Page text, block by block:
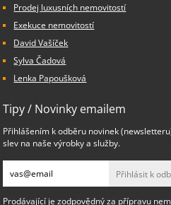
Prodej luxusních nemovitostí
Exekuce nemovitostí
David Vašíček
Sylva Čadová
Lenka Papoušková
Tipy / Novinky emailem
Přihlášením k odběru novinek
slev na naše výrobky a služby.
Přihlásit k
Prodávající je zodpovědný za přípravu